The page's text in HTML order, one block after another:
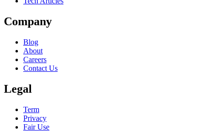
Company
Blog
About
Careers
Contact Us
Legal
Term
Privacy
Fair Use